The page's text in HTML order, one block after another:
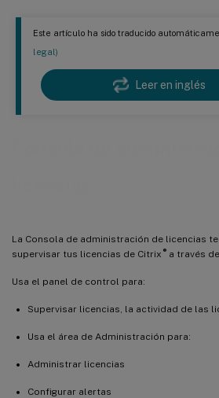
Este artículo ha sido traducido
legal)
Leer en inglés
La Consola de administración de licencias
supervisar tus licencias de Citrix ®a través de
Usa el panel de control para:
Supervisar licencias, la actividad de las
Usa el área de Administración para:
Administrar licencias
Configurar alertas